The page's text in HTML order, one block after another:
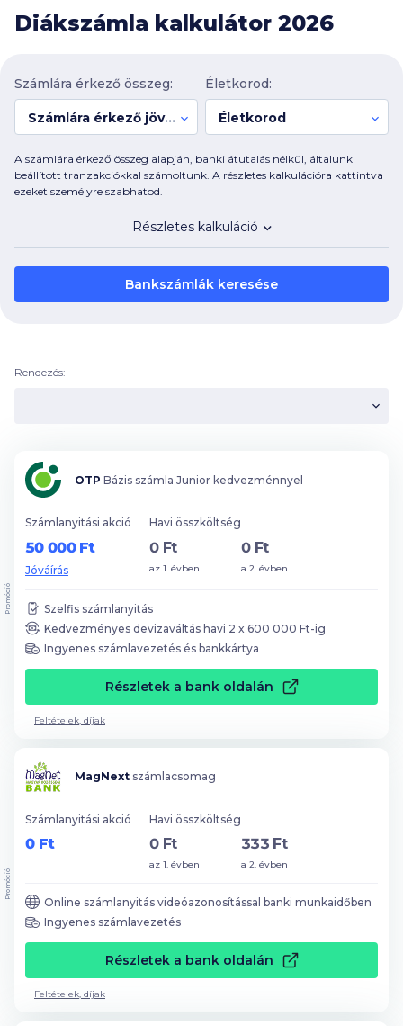
Diákszámla kalkulátor 2026
Számlára érkező összeg:
Számlára érkező jövedelem:
Életkorod:
Életkorod
A számlára érkező összeg alapján, banki átutalás nélkül, általunk
beállított tranzakciókkal számoltunk. A részletes kalkulációra kattintva
ezeket személyre szabhatod.
Részletes kalkuláció
Bankszámlák keresése
Rendezés:
OTP Bázis számla Junior kedvezménnyel
Számlanyitási akció
50 000 Ft
Jóváírás
Havi összköltség
0 Ft
az 1. évben
0 Ft
a 2. évben
Szelfis számlanyitás
Kedvezményes devizaváltás havi 2 x 600 000 Ft-ig
Ingyenes számlavezetés és bankkártya
Részletek a bank oldalán
Feltételek, díjak
Promóció
MagNext számlacsomag
Számlanyitási akció
0 Ft
Havi összköltség
0 Ft
az 1. évben
333 Ft
a 2. évben
Online számlanyitás videóazonosítással banki munkaidőben
Ingyenes számlavezetés
Részletek a bank oldalán
Feltételek, díjak
Promóció